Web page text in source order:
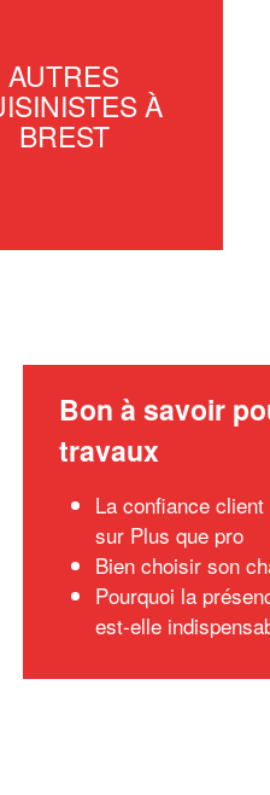
AUTRES
À
BREST
Bon à savoir
travaux
La confiance
sur Plus que pro
Bien choisir son
Pourquoi la
est-elle